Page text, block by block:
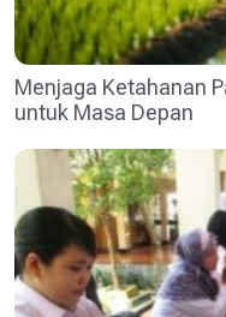
Menjaga Ketahanan
untuk Masa Depan